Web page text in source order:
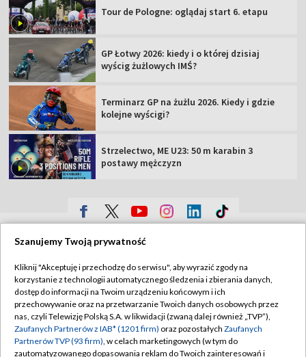
Tour de Pologne: oglądaj start 6. etapu
GP Łotwy 2026: kiedy i o której dzisiaj
wyścig żużlowych IMŚ?
Terminarz GP na żużlu 2026. Kiedy i gdzie
kolejne wyścigi?
Strzelectwo, ME U23: 50 m karabin 3
postawy mężczyzn
Sklep TVP
Biuro Reklamy
Oferta Handlowa
Telegazeta ogłoszenia
Polityka prywatności
Moje zgody
Biuro reklamy
Kontakt
Szanujemy Twoją prywatność
Kliknij "Akceptuję i przechodzę do serwisu", aby wyrazić zgody na
korzystanie z technologii automatycznego śledzenia i zbierania danych,
dostęp do informacji na Twoim urządzeniu końcowym i ich
przechowywanie oraz na przetwarzanie Twoich danych osobowych przez
nas, czyli Telewizję Polską S.A. w likwidacji (zwaną dalej również „TVP”),
Zaufanych Partnerów z IAB* (1201 firm) oraz pozostałych Zaufanych
Partnerów TVP (93 firm), w celach marketingowych (w tym do
zautomatyzowanego dopasowania reklam do Twoich zainteresowań i